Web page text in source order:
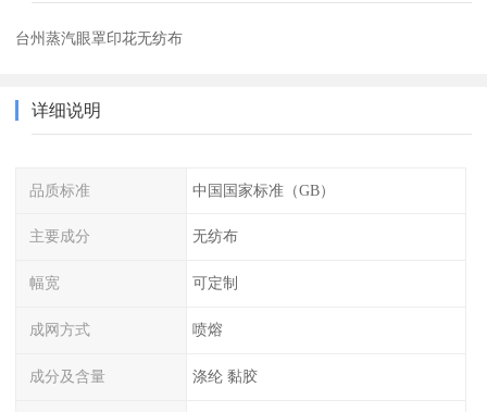
台州蒸汽眼罩印花无纺布
详细说明
品质标准 中国国家标准（GB）
主要成分 无纺布
幅宽 可定制
成网方式 喷熔
成分及含量 涤纶 黏胶